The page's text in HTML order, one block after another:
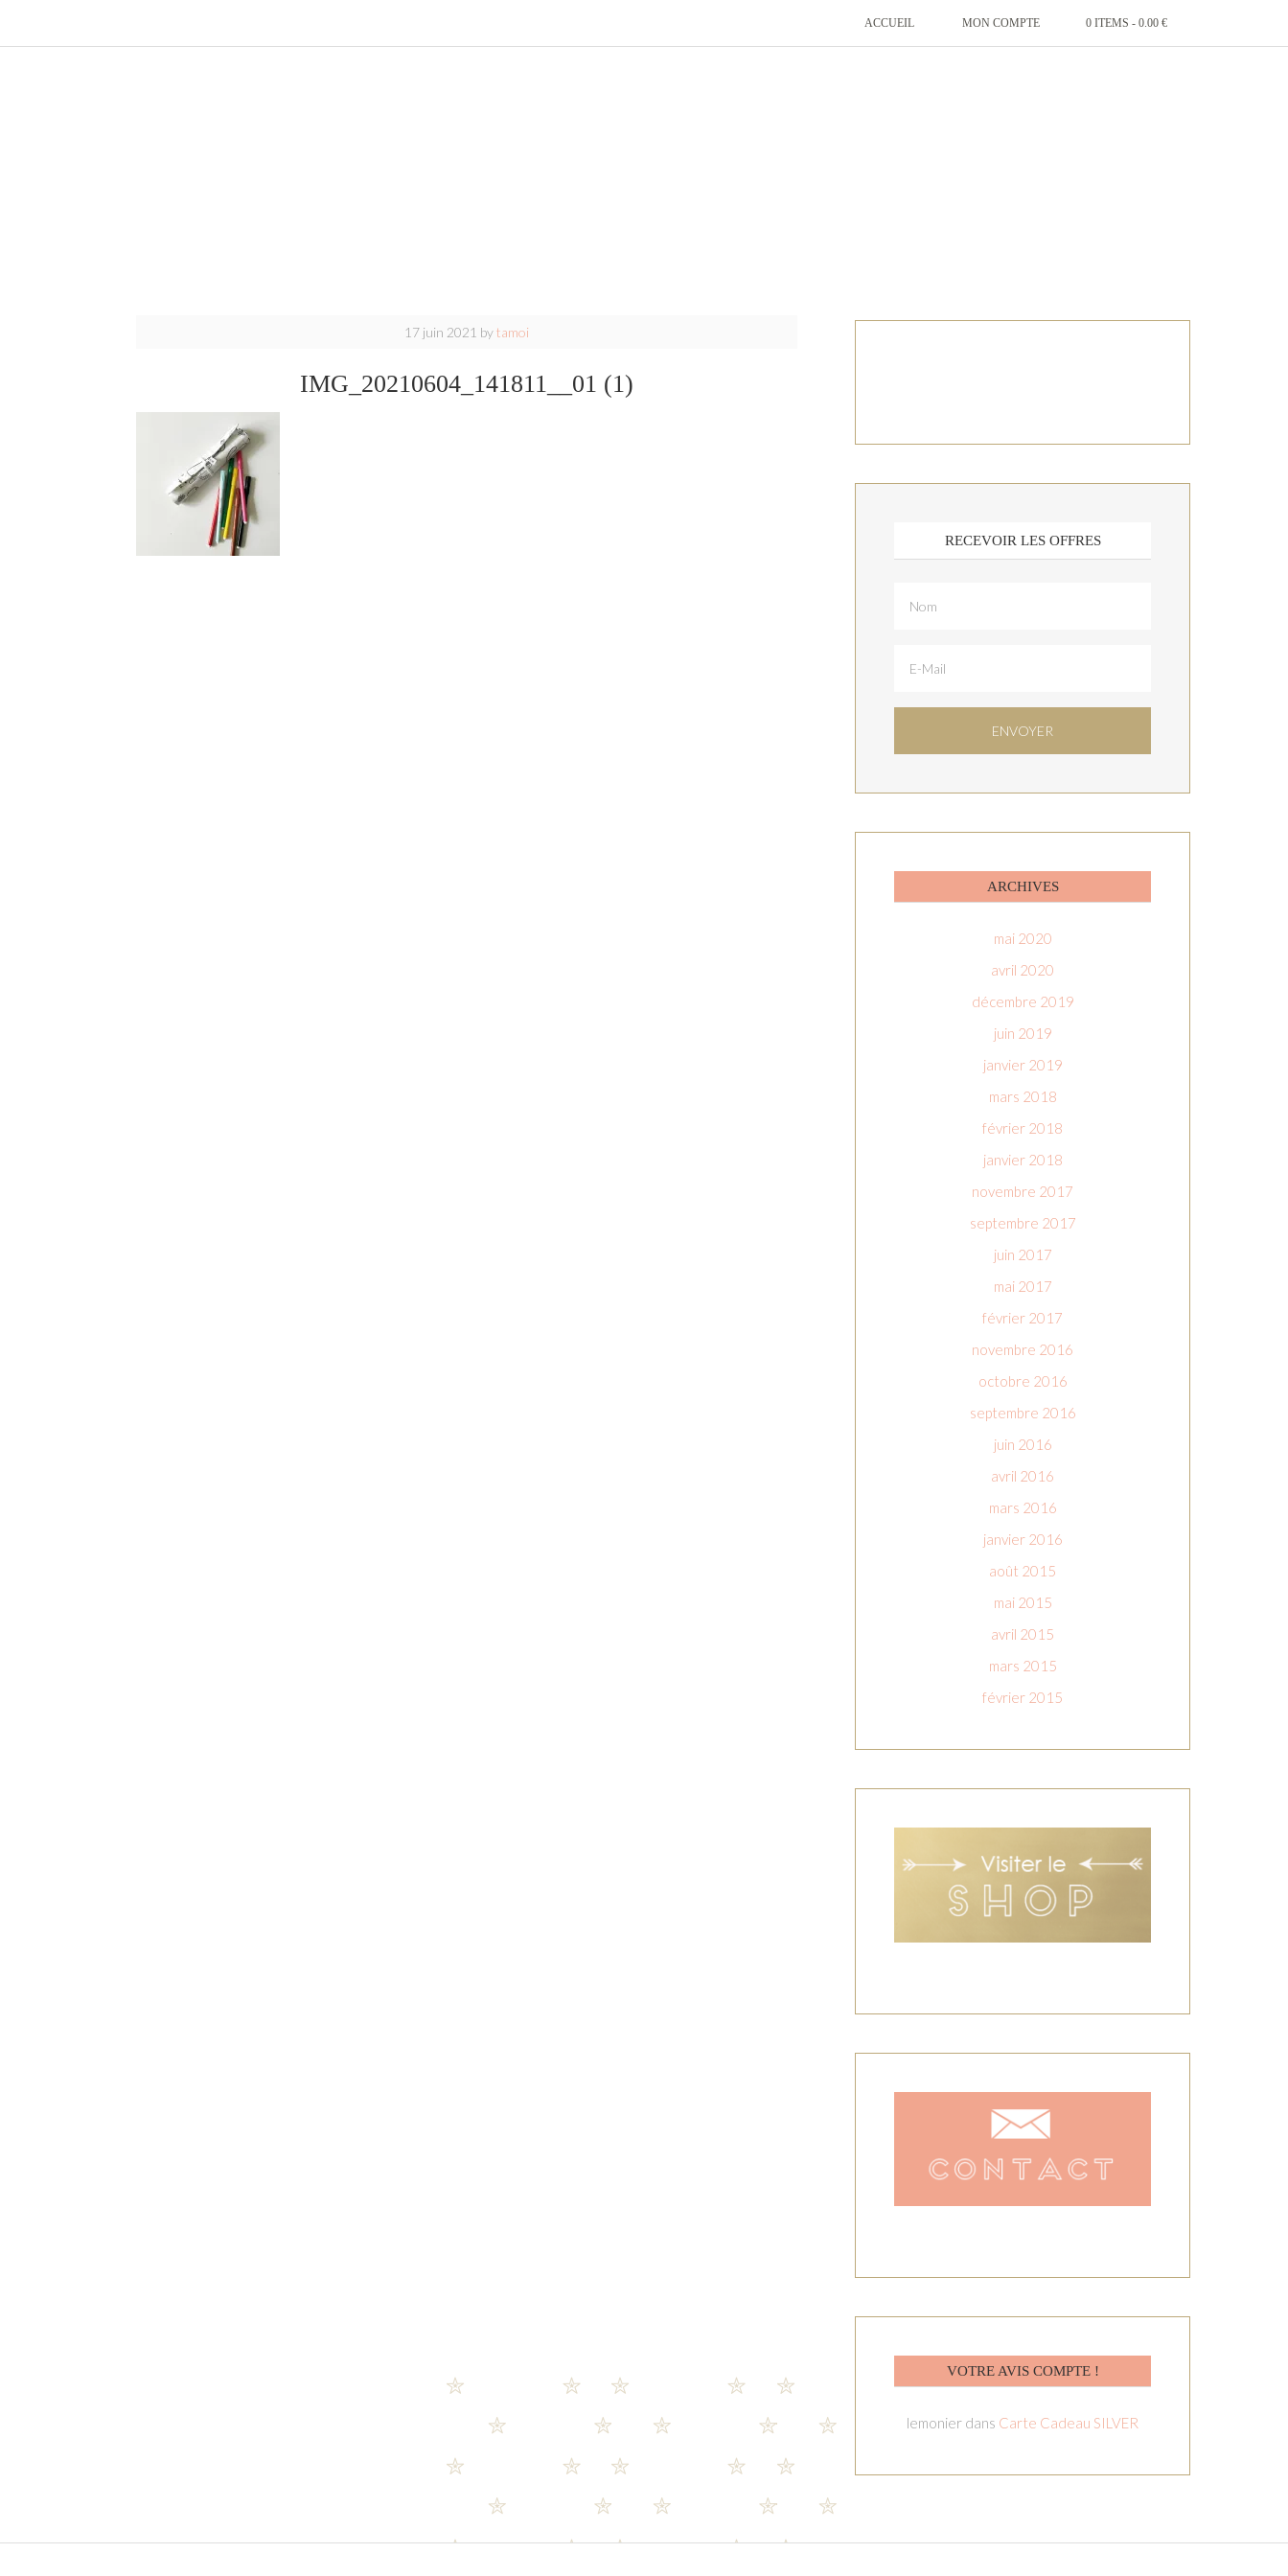
ACCUEIL MON COMPTE 0 ITEMS - 0.00 €
17 juin 2021 bytamoi
IMG_20210604_141811__01 (1)
RECEVOIR LES OFFRES
ARCHIVES
mai 2020
avril 2020
décembre 2019
juin 2019
janvier 2019
mars 2018
février 2018
janvier 2018
novembre 2017
septembre 2017
juin 2017
mai 2017
février 2017
novembre 2016
octobre 2016
septembre 2016
juin 2016
avril 2016
mars 2016
janvier 2016
août 2015
mai 2015
avril 2015
mars 2015
février 2015
VOTRE AVIS COMPTE !
lemonier dans Carte Cadeau SILVER